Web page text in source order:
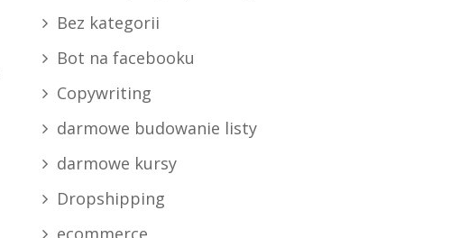
Bez kategorii
Bot na facebooku
Copywriting
darmowe budowanie listy
darmowe kursy
Dropshipping